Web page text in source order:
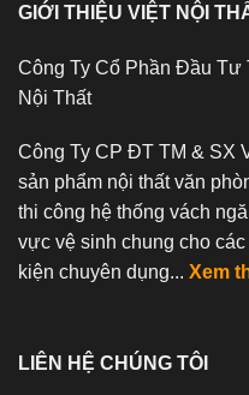
GIỚI THIỆU VIỆT NỘI
Công Ty Cổ Phần Đầu
Nội Thất
Công Ty CP ĐT TM & SX
sản phẩm nội thất văn
thi công hệ thống vách
vực vệ sinh chung cho
kiện chuyên dụng... Xem
LIÊN HỆ CHÚNG TÔI